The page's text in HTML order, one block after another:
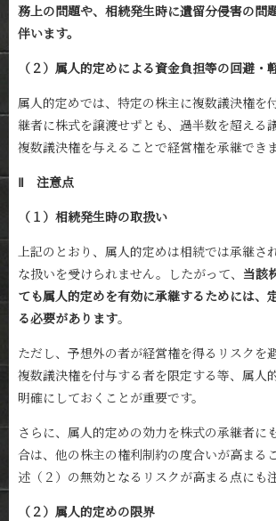
務上の問題や、相続発生時に遺留分侵害の問
伴います。
（２）属人的定めによる資金負担等の回避・
属人的定めでは、特定の株主に複数議決権を
継者に株式を譲渡せずとも、過半数を超える
複数議決権を与えることで経営権を承継できま
Ⅱ 注意点
（１）相続発生時の取扱い
上記のとおり、属人的定めは相続では承継さ
な扱いを受けられません。したがって、 当該
ても属人的定めを有効に承継するためには、
る必要があります。
ただし、予想外の者が経営権を得るリスクを
複数議決権を付与する者を限定する等、属人
明確にしておくことが重要です。
さらに、属人的定めの効力を株式の承継者に
合は、他の株主の権利制約の度合いが高まる
述（２）の無効となるリスクが高まる点にも
（２）属人的定めの限界